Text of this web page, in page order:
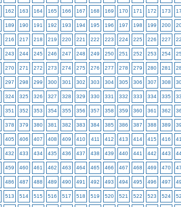
162 163 164 165 166 167 168 169 170 171 172 173
189 190 191 192 193 194 195 196 197 198 199 200
216 217 218 219 220 221 222 223 224 225 226 227
243 244 245 246 247 248 249 250 251 252 253 254
270 271 272 273 274 275 276 277 278 279 280 281
297 298 299 300 301 302 303 304 305 306 307 308
324 325 326 327 328 329 330 331 332 333 334 335
351 352 353 354 355 356 357 358 359 360 361 362
378 379 380 381 382 383 384 385 386 387 388 389
405 406 407 408 409 410 411 412 413 414 415 416
432 433 434 435 436 437 438 439 440 441 442 443
459 460 461 462 463 464 465 466 467 468 469 470
486 487 488 489 490 491 492 493 494 495 496 497
513 514 515 516 517 518 519 520 521 522 523 524